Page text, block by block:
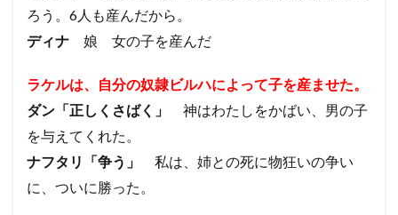
ろう。6人も産んだから。
ディナ 娘 女の子を産んだ
ラケルは、自分の奴隷ビルハによって子を産ませた。
ダン「正しくさばく」
神はわたしをかばい、男の子
を与えてくれた。
ナフタリ「争う」
私は、姉との死に物狂いの争い
に、ついに勝った。